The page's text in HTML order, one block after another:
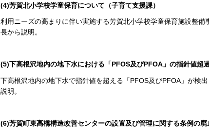
(4)芳賀北小学校学童保育について（子育て支援課）
利用ニーズの高まりに伴い実施する芳賀北小学校学童保育施設整
長から説明。
(5)下高根沢地内の地下水における「PFOS及びPFOA」の指針値超
下高根沢地内の地下水で指針値を超える「PFOS及びPFOA」が検
説明。
(6)芳賀町東高橋構造改善センターの設置及び管理に関する条例の廃